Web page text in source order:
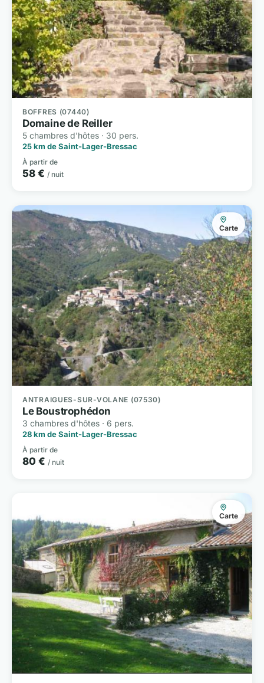
BOFFRES (07440)
Domaine de Reiller
5 chambres d'hôtes · 30 pers.
25 km de Saint-Lager-Bressac
À partir de
58 € / nuit
Carte
ANTRAIGUES-SUR-VOLANE (07530)
Le Boustrophédon
3 chambres d'hôtes · 6 pers.
28 km de Saint-Lager-Bressac
À partir de
80 € / nuit
Carte